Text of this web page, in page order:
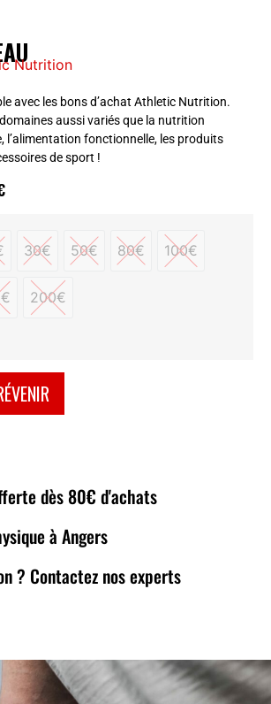
Nutrition
avec les bons d’achat Athletic Nutrition.
aussi variés que la nutrition
l’alimentation fonctionnelle, les produits
de sport !
30€
30€
50€
50€
80€
80€
100€
100€
200€
200€
dès 80€ d'achats
à Angers
? Contactez nos experts